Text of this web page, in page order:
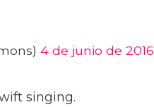
4 de junio de 2016
singing.